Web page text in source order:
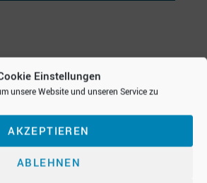
Einstellungen
unsere Website und unseren Service zu
AKZEPTIEREN
ABLEHNEN